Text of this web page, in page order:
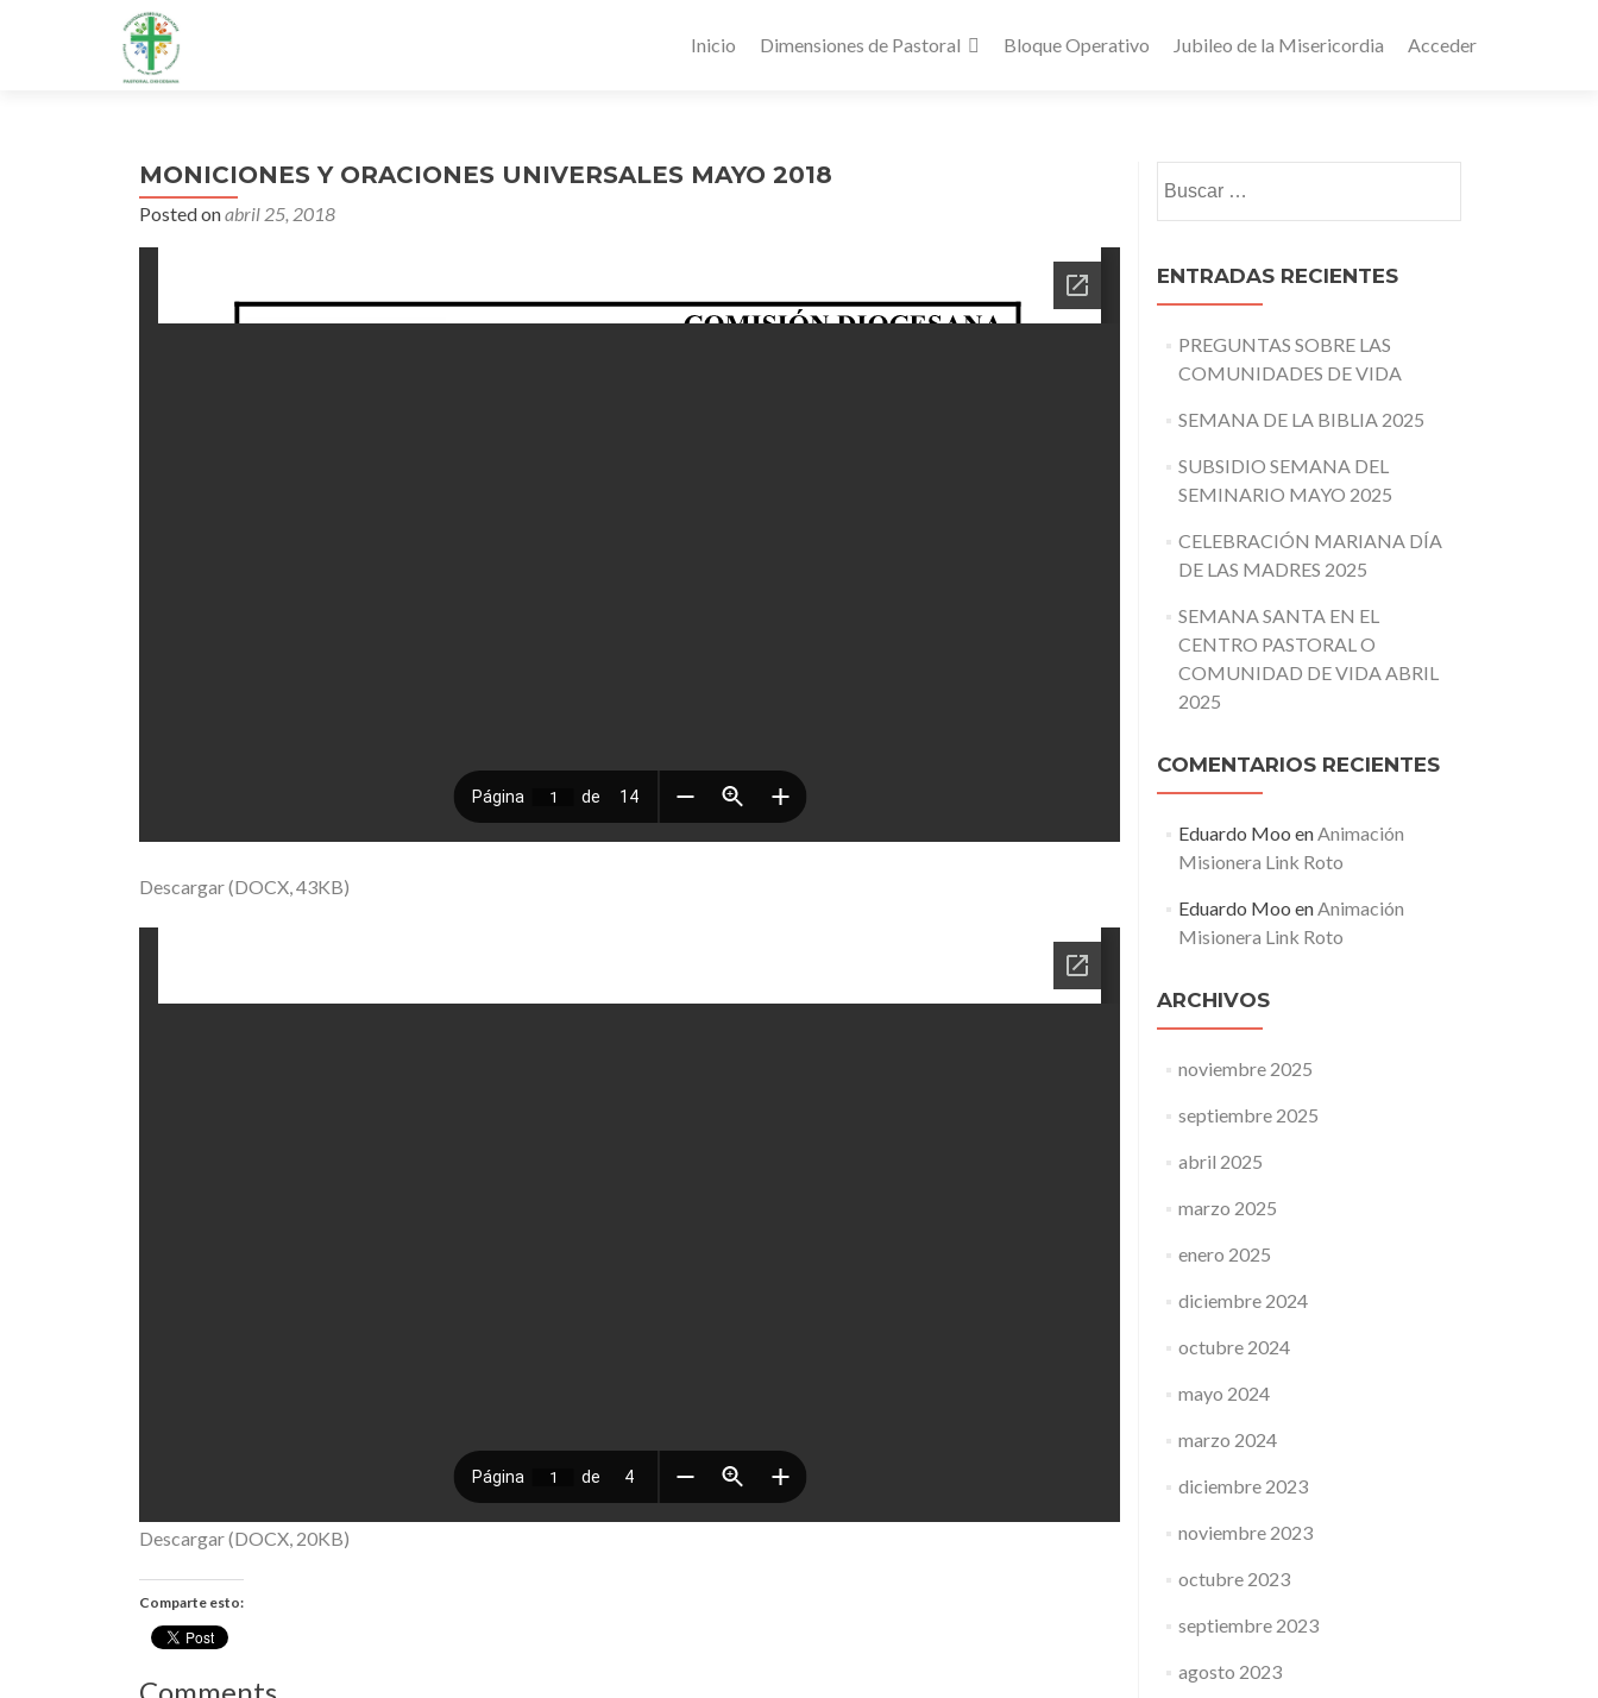
Inicio Dimensiones de Pastoral Bloque Operativo Jubileo de la Misericordia Acceder
MONICIONES Y ORACIONES UNIVERSALES MAYO 2018
Posted onabril 25, 2018
Descargar (DOCX, 43KB)
Descargar (DOCX, 20KB)
Comparte esto:
ENTRADAS RECIENTES
PREGUNTAS SOBRE LAS
COMUNIDADES DE VIDA
SEMANA DE LA BIBLIA 2025
SUBSIDIO SEMANA DEL
SEMINARIO MAYO 2025
CELEBRACIÓN MARIANA DÍA
DE LAS MADRES 2025
SEMANA SANTA EN EL
CENTRO PASTORAL O
COMUNIDAD DE VIDA ABRIL
2025
COMENTARIOS RECIENTES
Eduardo Moo enAnimación
Misionera Link Roto
Eduardo Moo enAnimación
Misionera Link Roto
ARCHIVOS
noviembre 2025
septiembre 2025
abril 2025
marzo 2025
enero 2025
diciembre 2024
octubre 2024
mayo 2024
marzo 2024
diciembre 2023
noviembre 2023
octubre 2023
septiembre 2023
agosto 2023